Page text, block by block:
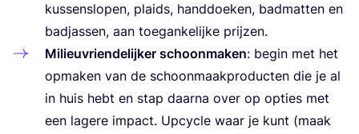
kus­sen­slo­pen, plaids, hand­doe­ken, bad­mat­ten en
bad­jas­sen, aan toe­gan­ke­lij­ke prijzen.
Mili­eu­vrien­de­lij­ker schoon­ma­ken: begin met het
opma­ken van de schoon­maak­pro­duc­ten die je al
in huis hebt en stap daar­na over op opties met
een lage­re impact. Upcy­cle waar je kunt (maak